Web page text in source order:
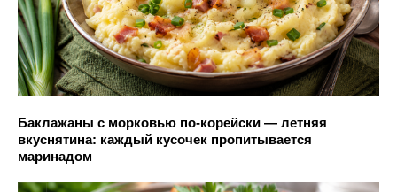
Баклажаны с морковью по-корейски — летняя
вкуснятина: каждый кусочек пропитывается
маринадом